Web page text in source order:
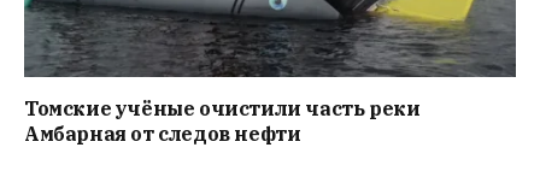
Томские учёные очистили часть реки
Амбарная от следов нефти